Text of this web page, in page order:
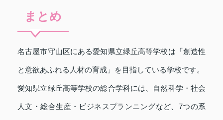
まとめ
名古屋市守山区にある愛知県立緑丘高等学校は「創造性
と意欲あふれる人材の育成」を目指している学校です。
愛知県立緑丘高等学校の総合学科には、自然科学・社会
人文・総合生産・ビジネスプランニングなど、7つの系